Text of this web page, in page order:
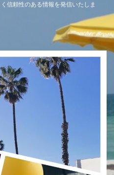
信頼性のある情報を発信いたしま